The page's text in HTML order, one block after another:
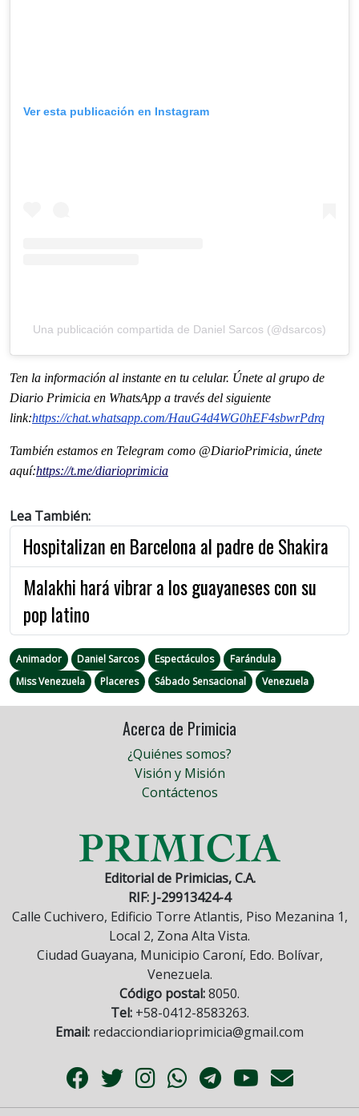
Ver esta publicación en Instagram
Una publicación compartida de Daniel Sarcos (@dsarcos)
Ten la información al instante en tu celular. Únete al grupo de
Diario Primicia en WhatsApp a través del siguiente
link:https://chat.whatsapp.com/HauG4d4WG0hEF4sbwrPdrq
También estamos en Telegram como @DiarioPrimicia, únete
aquí:https://t.me/diarioprimicia
Lea También:
Hospitalizan en Barcelona al padre de Shakira
Malakhi hará vibrar a los guayaneses con su
pop latino
Animador Daniel Sarcos Espectáculos
Farándula
Miss Venezuela
Placeres Sábado Sensacional Venezuela
Acerca de Primicia
¿Quiénes somos?
Visión y Misión
Contáctenos
Editorial de Primicias, C.A.
RIF: J-29913424-4
Calle Cuchivero, Edificio Torre Atlantis, Piso Mezanina 1,
Local 2, Zona Alta Vista.
Ciudad Guayana, Municipio Caroní, Edo. Bolívar,
Venezuela.
Código postal:8050.
Tel:+58-0412-8583263.
Email: redacciondiarioprimicia@gmail.com